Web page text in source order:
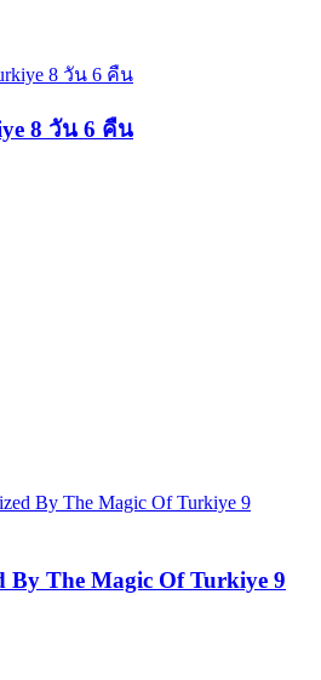
8 วัน 6 คืน
By The Magic Of Turkiye 9